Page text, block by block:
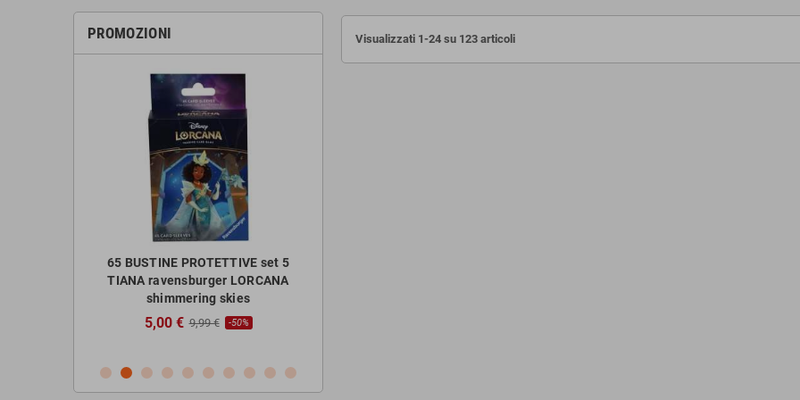
PROMOZIONI
65 BUSTINE PROTETTIVE set 5
TIANA ravensburger LORCANA
shimmering skies
5,00 € 9,99 € -50%
Visualizzati 1-24 su 123 articoli